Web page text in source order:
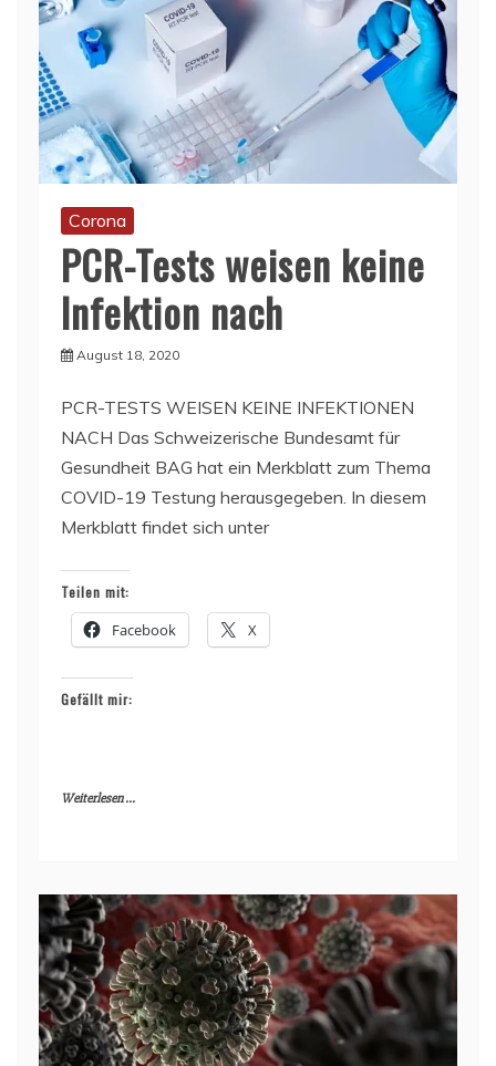
Corona
PCR-Tests weisen keine
Infektion nach
August 18, 2020
PCR-TESTS WEISEN KEINE INFEKTIONEN
NACH Das Schweizerische Bundesamt für
Gesundheit BAG hat ein Merkblatt zum Thema
COVID-19 Testung herausgegeben. In diesem
Merkblatt findet sich unter
Teilen mit:
Facebook X
Gefällt mir:
Weiterlesen ...